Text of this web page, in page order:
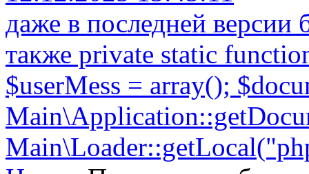
даже в последней версии
также private static
$userMess = array();